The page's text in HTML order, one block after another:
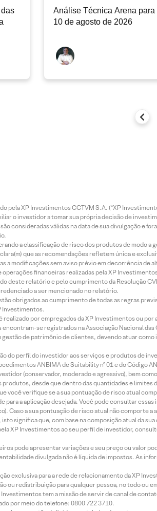
Análise Técnica Arena para
10 de agosto de 2026
pela XP Investimentos CCTVM S.A. (“XP
o investidor a tomar sua própria decisão de
consideradas válidas na data de sua divulgação e
a classificação de risco dos produtos de modo a
que as recomendações refletem única e
a modificações sem aviso prévio em decorrência
financeiras realizadas pela XP
deste relatório e pelo cumprimento da Resolução
a ser mencionado no relatório.
obrigados ao cumprimento de todas as regras
Investimentos.
por empregados da XP Investimentos ou
encontram-se registrados na Associação Nacional
de patrimônio de clientes, devendo atuar
do perfil do investidor aos serviços e produtos de
ANBIMA de Suitability nº 01 e do
(conservador, moderado e agressivo), bem
desde que dentro das quantidades e
você verifique se a sua pontuação de risco atual
para a aplicação desejada. Você pode consultar
Caso a sua pontuação de risco atual não
significa que, com base na composição atual da
XP Investimentos ao seu perfil de investidor,
pode apresentar variações e seu preço ou valor
divulgada não é líquida de impostos. As
exclusiva para a rede de relacionamento da XP
ou redistribuição para qualquer pessoa, no todo
tem a missão de servir de canal de
por meio do telefone: 0800 722 3710.